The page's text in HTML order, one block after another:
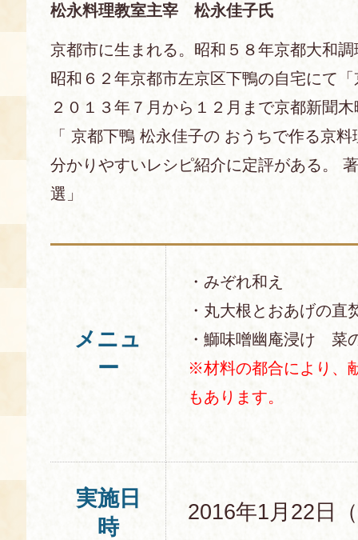
松永料理教室主宰 松永佳子氏
京都市に生まれる。昭和５８年京都大和
昭和６２年京都市左京区下鴨の自宅にて
２０１３年７月から１２月まで京都新聞
「 京都下鴨 松永佳子の おうちで作る京
分かりやすいレシピ紹介に定評がある。
選」
メニュ
ー
・みぞれ和え
・丸大根とおあげの直
・鰤味噌幽庵浸け 菜
※材料の都合により、
もあります。
実施日
時
2016年1月22日